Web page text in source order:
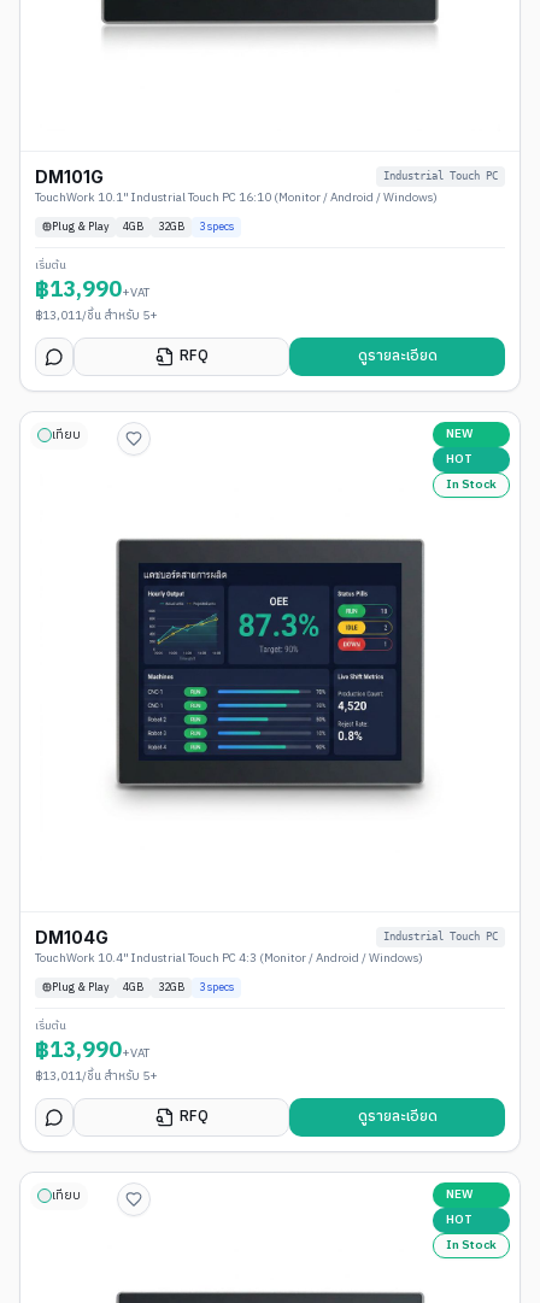
DM101G Industrial Touch PC
TouchWork 10.1" Industrial Touch PC 16:10 (Monitor / Android / Windows)
Plug & Play 4GB 32GB 3specs
เริ่มต้น
฿13,990+VAT
฿13,011/ชิ้น สำหรับ 5+
RFQ ดูรายละเอียด
เทียบ
NEW
HOT
In Stock
DM104G Industrial Touch PC
TouchWork 10.4" Industrial Touch PC 4:3 (Monitor / Android / Windows)
Plug & Play 4GB 32GB 3specs
เริ่มต้น
฿13,990+VAT
฿13,011/ชิ้น สำหรับ 5+
RFQ ดูรายละเอียด
เทียบ
NEW
HOT
In Stock